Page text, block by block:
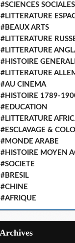
#SCIENCES SOCIALES
#LITTERATURE
#BEAUX ARTS
#LITTERATURE
#LITTERATURE
#HISTOIRE
#LITTERATURE
#AU CINEMA
#HISTOIRE 1789-
#EDUCATION
#LITTERATURE
#ESCLAVAGE &
#MONDE ARABE
#HISTOIRE MOYEN
#SOCIETE
#BRESIL
#CHINE
#AFRIQUE
Archives